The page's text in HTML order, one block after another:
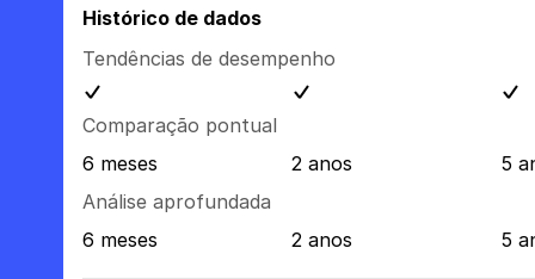
Histórico de dados
Tendências de desempenho
Comparação pontual
6 meses
2 anos
5
Análise aprofundada
6 meses
2 anos 5